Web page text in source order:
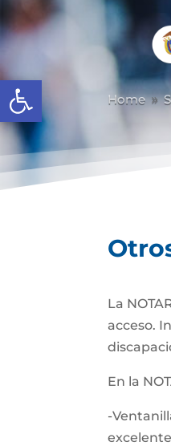
Abrir barra de
Home 9
La
acceso.
En la
-